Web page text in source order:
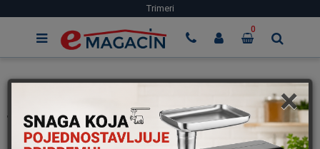
Trimeri
0
Trimeri
×